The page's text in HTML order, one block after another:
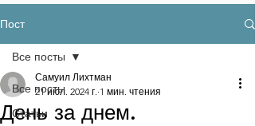
Пост
Все посты
Статьи
Все посты
День за днем.
Самуил Лихтман
21 июл. 2024 г. 1 мин. чтения